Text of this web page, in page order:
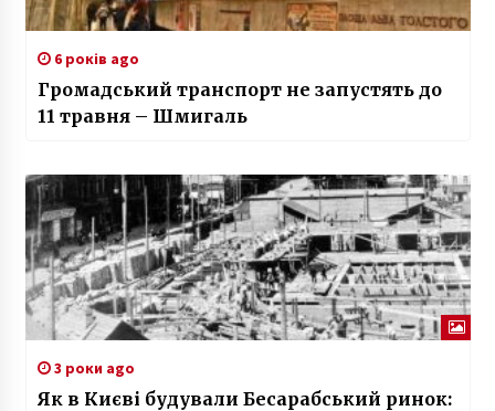
6 років ago
Громадський транспорт не запустять до
11 травня – Шмигаль
3 роки ago
Як в Києві будували Бесарабський ринок: